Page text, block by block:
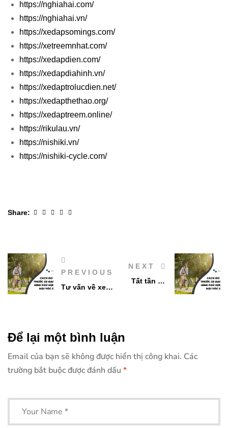
https://nghiahai.com/
https://nghiahai.vn/
https://xedapsomings.com/
https://xetreemnhat.com/
https://xedapdien.com/
https://xedapdiahinh.vn/
https://xedaptrolucdien.net/
https://xedapthethao.org/
https://xedaptreem.online/
https://rikulau.vn/
https://nishiki.vn/
https://nishiki-cycle.com/
Share: Facebook
TwitterLinkedinGoogle+
PREVIOUS
Tư vấn về xe
địa hình
NEXT
Tất tần tật
Để lại một bình luận
Email của bạn sẽ không được hiển thị công khai. Các
trường bắt buộc được đánh dấu *